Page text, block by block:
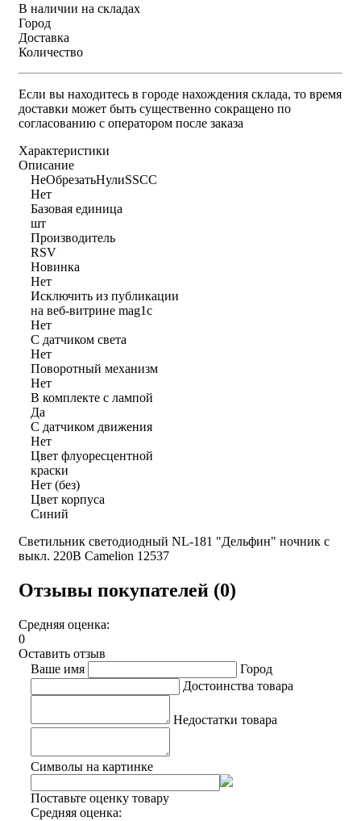
В наличии на складах
Город
Доставка
Количество
Если вы находитесь в городе нахождения склада, то время
доставки может быть существенно сокращено по
согласованию с оператором после заказа
Характеристики
Описание
НеОбрезатьНулиSSCC
Нет
Базовая единица
шт
Производитель
RSV
Новинка
Нет
Исключить из публикации
на веб-витрине mag1c
Нет
С датчиком света
Нет
Поворотный механизм
Нет
В комплекте с лампой
Да
С датчиком движения
Нет
Цвет флуоресцентной
краски
Нет (без)
Цвет корпуса
Синий
Светильник светодиодный NL-181 "Дельфин" ночник с
выкл. 220В Camelion 12537
Отзывы покупателей (0)
Средняя оценка:
0
Оставить отзыв
Ваше имя
Город
Достоинства товара
Недостатки товара
Символы на картинке
Поставьте оценку товару
Средняя оценка: